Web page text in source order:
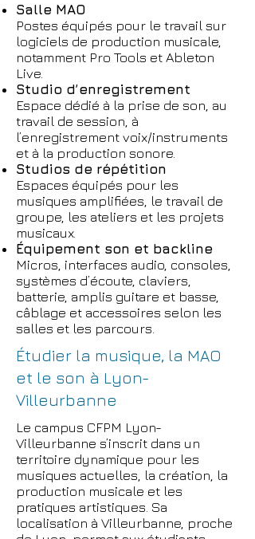
Salle MAO
Postes équipés pour le travail sur
logiciels de production musicale,
notamment Pro Tools et Ableton
Live.
Studio d’enregistrement
Espace dédié à la prise de son, au
travail de session, à
l’enregistrement voix/instruments
et à la production sonore.
Studios de répétition
Espaces équipés pour les
musiques amplifiées, le travail de
groupe, les ateliers et les projets
musicaux.
Équipement son et backline
Micros, interfaces audio, consoles,
systèmes d’écoute, claviers,
batterie, amplis guitare et basse,
câblage et accessoires selon les
salles et les parcours.
Étudier la musique, la MAO
et le son à Lyon-
Villeurbanne
Le campus CFPM Lyon-
Villeurbanne s’inscrit dans un
territoire dynamique pour les
musiques actuelles, la création, la
production musicale et les
pratiques artistiques. Sa
localisation à Villeurbanne, proche